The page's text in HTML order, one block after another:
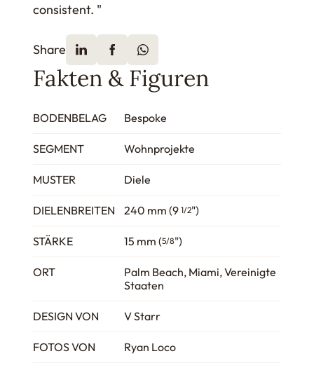
consistent. "
Share
Fakten & Figuren
BODENBELAG Bespoke
SEGMENT Wohnprojekte
MUSTER Diele
DIELENBREITEN 240 mm (9 1/2")
STÄRKE 15 mm (5/8")
ORT
Palm Beach, Miami, Vereinigte
Staaten
DESIGN VON V Starr
FOTOS VON Ryan Loco